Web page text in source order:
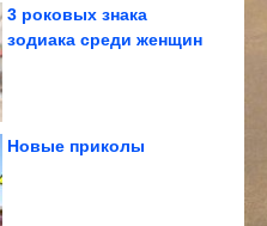
3 роковых знака
зодиака среди женщин
Новые приколы
Нужно ли отключать